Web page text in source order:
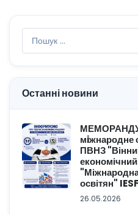
Останні новини
мiжнародне
ПВНЗ
освітян" IESF
26.05.2026